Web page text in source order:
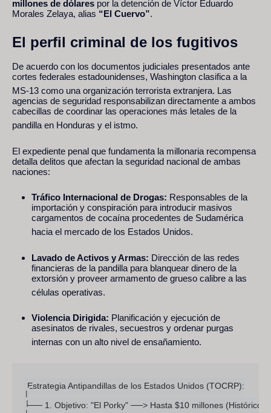
millones de dólares por la detención de Víctor Eduardo
Morales Zelaya, alias “El Cuervo”.
El perfil criminal de los fugitivos
De acuerdo con los documentos judiciales presentados ante
cortes federales estadounidenses, Washington clasifica a la
MS-13 como una organización terrorista extranjera. Las
agencias de seguridad responsabilizan directamente a ambos
cabecillas de coordinar las operaciones más letales de la
pandilla en Honduras y el istmo.
El expediente penal que fundamenta la millonaria recompensa
detalla delitos que afectan la seguridad nacional de ambas
naciones:
Tráfico Internacional de Drogas: Responsables de la
importación y conspiración para introducir masivos
cargamentos de cocaína procedentes de Sudamérica
hacia el mercado de los Estados Unidos.
Lavado de Activos y Armas: Dirección de las redes
financieras de la pandilla para blanquear dinero de la
extorsión y proveer armamento de grueso calibre a las
células operativas.
Violencia Dirigida: Planificación y ejecución de
asesinatos de rivales, secuestros y ordenar purgas
internas con un alto nivel de ensañamiento.
Estrategia Antipandillas de los Estados Unidos (TOCRP):
│
├── 1. Objetivo: "El Porky" ──> Hasta $10 millones (Histórico